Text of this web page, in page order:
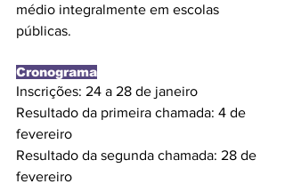
médio integralmente em escolas
públicas.
Cronograma
Inscrições: 24 a 28 de janeiro
Resultado da primeira chamada: 4 de
fevereiro
Resultado da segunda chamada: 28 de
fevereiro